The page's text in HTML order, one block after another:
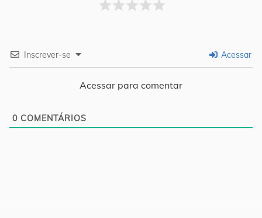
Inscrever-se Acessar
Acessar para comentar
0 COMENTÁRIOS